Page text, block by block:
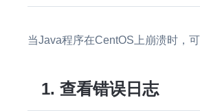
当Java程序在CentOS上崩溃时，
1. 查看错误日志